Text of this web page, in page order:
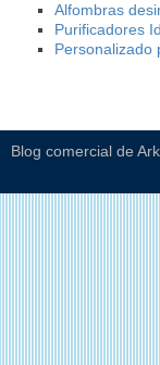
Alfombras
Purificadores
Personalizado
Blog comercial de